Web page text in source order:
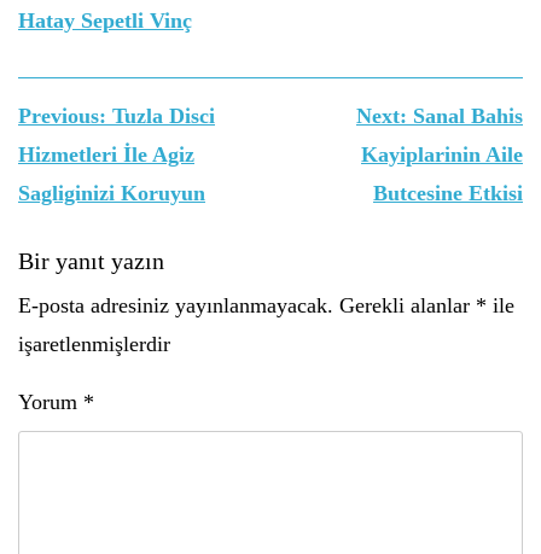
Hatay Sepetli Vinç
Yazı
gezinmesi
Previous: Tuzla Disci
Hizmetleri İle Agiz
Sagliginizi Koruyun
Next: Sanal Bahis
Kayiplarinin Aile
Butcesine Etkisi
Bir yanıt yazın
E-posta adresiniz yayınlanmayacak. Gerekli alanlar * ile
işaretlenmişlerdir
Yorum *